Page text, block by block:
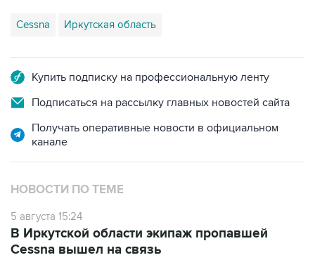
Cessna Иркутская область
Купить подписку на профессиональную ленту
Подписаться на рассылку главных новостей сайта
Получать оперативные новости в официальном
канале
НОВОСТИ ПО ТЕМЕ
5 августа 15:24
В Иркутской области экипаж пропавшей
Cessna вышел на связь